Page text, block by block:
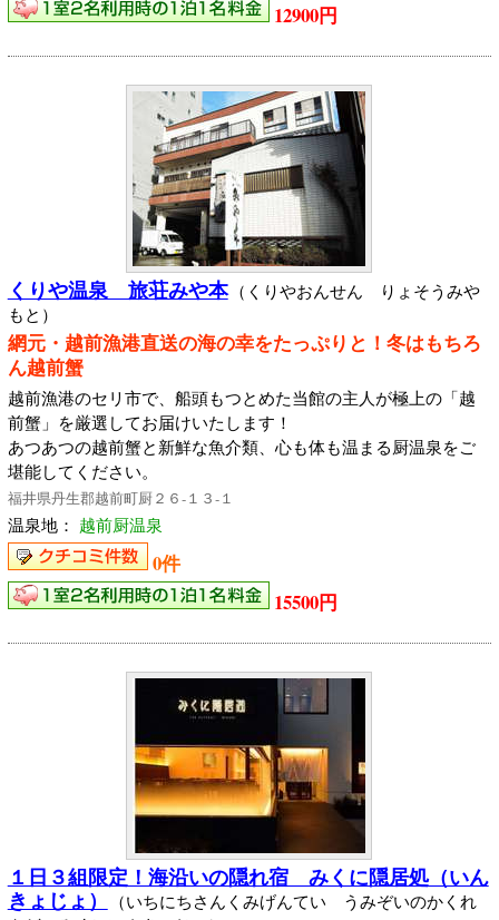
12900円
くりや温泉 旅荘みや本（くりやおんせん りょそうみや
もと）
網元・越前漁港直送の海の幸をたっぷりと！冬はもちろ
ん越前蟹
越前漁港のセリ市で、船頭もつとめた当館の主人が極上の「越
前蟹」を厳選してお届けいたします！
あつあつの越前蟹と新鮮な魚介類、心も体も温まる厨温泉をご
堪能してください。
福井県丹生郡越前町厨２６‐１３‐１
温泉地： 越前厨温泉
0件
15500円
１日３組限定！海沿いの隠れ宿 みくに隠居処（いん
きょじょ）
（いちにちさんくみげんてい うみぞいのかくれ